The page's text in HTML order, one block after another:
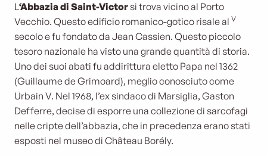
L‘Abbazia di Saint-Victorsi trova vicino al Porto
Vecchio. Questo edificio romanico-gotico risale al V
secolo e fu fondato da Jean Cassien. Questo piccolo
tesoro nazionale ha visto una grande quantità di storia.
Uno dei suoi abati fu addirittura eletto Papa nel 1362
(Guillaume de Grimoard), meglio conosciuto come
Urbain V. Nel 1968, l’ex sindaco di Marsiglia, Gaston
Defferre, decise di esporre una collezione di sarcofagi
nelle cripte dell’abbazia, che in precedenza erano stati
esposti nel museo di Château Borély.